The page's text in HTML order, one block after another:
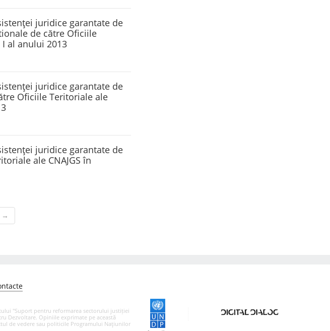
juridice garantate de
de către Oficiile
al anului 2013
juridice garantate de
Oficiile Teritoriale ale
juridice garantate de
ale CNAJGS în
→
"Suport pentru reformarea sectorului justiției
Dezvoltare. Opiniile exprimate pe această
de vedere sau politicile Programului Naţiunilor